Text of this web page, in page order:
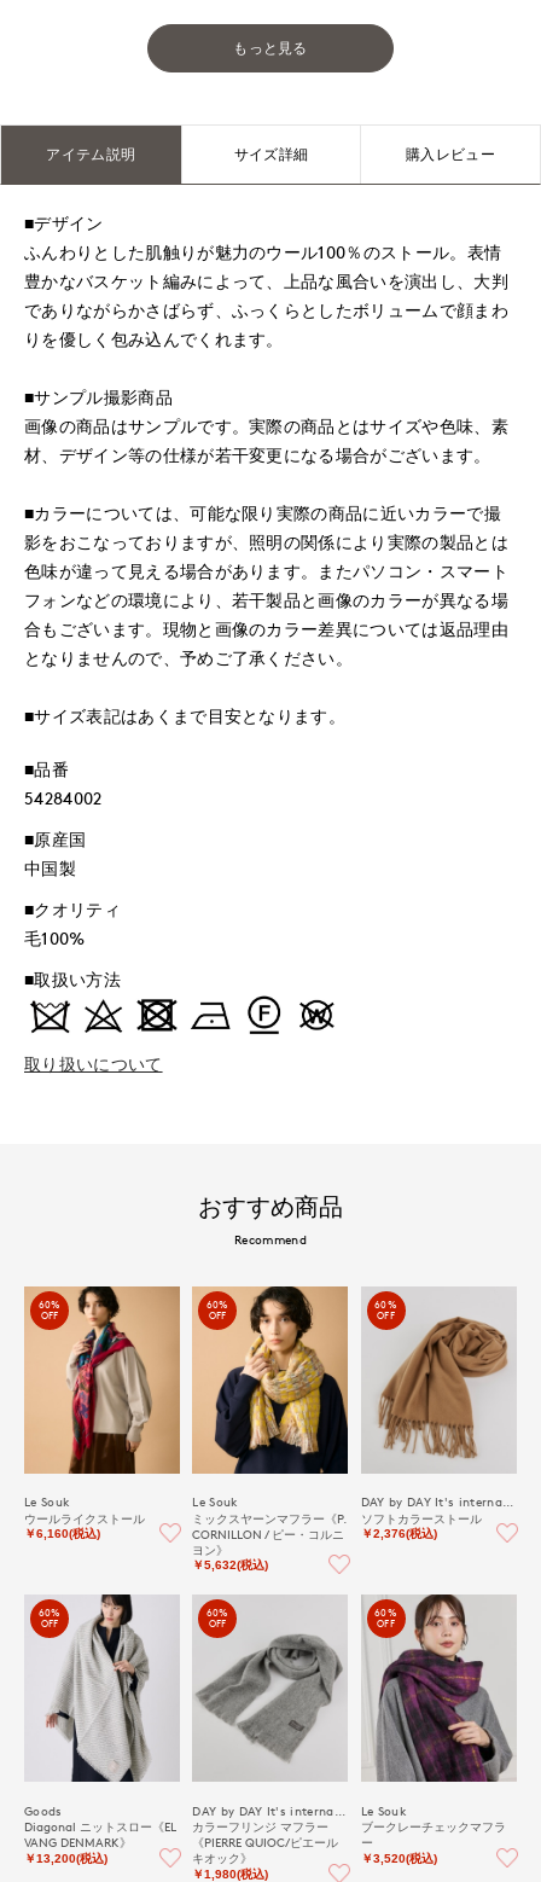
もっと見る
アイテム説明 サイズ詳細 購入レビュー
■デザイン
ふんわりとした肌触りが魅力のウール100％のストール。表情
豊かなバスケット編みによって、上品な風合いを演出し、大判
でありながらかさばらず、ふっくらとしたボリュームで顔まわ
りを優しく包み込んでくれます。
■サンプル撮影商品
画像の商品はサンプルです。実際の商品とはサイズや色味、素
材、デザイン等の仕様が若干変更になる場合がございます。
■カラーについては、可能な限り実際の商品に近いカラーで撮
影をおこなっておりますが、照明の関係により実際の製品とは
色味が違って見える場合があります。またパソコン・スマート
フォンなどの環境により、若干製品と画像のカラーが異なる場
合もございます。現物と画像のカラー差異については返品理由
となりませんので、予めご了承ください。
■サイズ表記はあくまで目安となります。
■品番
54284002
■原産国
中国製
■クオリティ
毛100%
■取扱い方法
取り扱いについて
おすすめ商品
Recommend
60%
OFF
Le Souk
ウールライクストール
￥6,160(税込)
60%
OFF
Le Souk
ミックスヤーンマフラー《P.
CORNILLON / ピー・コルニ
ヨン》
￥5,632(税込)
60%
OFF
ソフトカラーストール
￥2,376(税込)
60%
OFF
Goods
Diagonal ニットスロー《EL
VANG DENMARK》
￥13,200(税込)
60%
OFF
カラーフリンジ マフラー
《PIERRE QUIOC/ピエール
キオック》
￥1,980(税込)
60%
OFF
Le Souk
ブークレーチェックマフラ
ー
￥3,520(税込)